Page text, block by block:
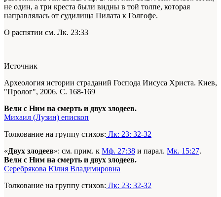
не один, а три креста были видны в той толпе, которая
направлялась от судилища Пилата к Голгофе.
О распятии см. Лк. 23:33
Источник
Археология истории страданий Господа Иисуса Христа. Киев,
"Пролог", 2006. С. 168-169
Вели с Ним на смерть и двух злодеев.
Михаил (Лузин) епископ
Толкование на группу стихов: Лк: 23: 32-32
«Двух злодеев»: см. прим. к Мф. 27:38 и парал. Мк. 15:27.
Вели с Ним на смерть и двух злодеев.
Серебрякова Юлия Владимировна
Толкование на группу стихов: Лк: 23: 32-32